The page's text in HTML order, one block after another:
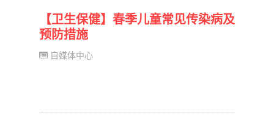
【卫生保健】春季儿童常见传染病及
预防措施
自媒体中心